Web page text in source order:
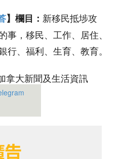
】欄目： 新移民抵埗攻
，移民、工作、居住、
行、福利、生育、教育。
拿大新聞及生活資訊